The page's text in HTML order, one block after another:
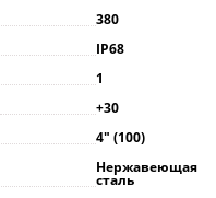
380
IP68
1
+30
4ʺ (100)
Нержавеющая
сталь